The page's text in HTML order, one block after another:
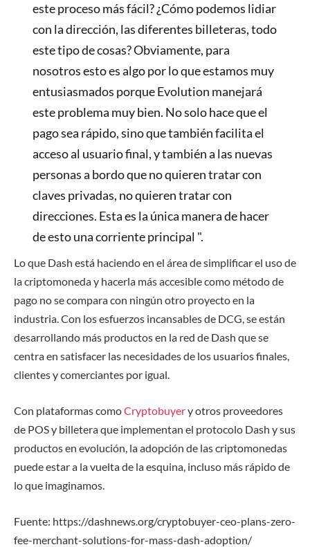
este proceso más fácil? ¿Cómo podemos lidiar
con la dirección, las diferentes billeteras, todo
este tipo de cosas? Obviamente, para
nosotros esto es algo por lo que estamos muy
entusiasmados porque Evolution manejará
este problema muy bien. No solo hace que el
pago sea rápido, sino que también facilita el
acceso al usuario final, y también a las nuevas
personas a bordo que no quieren tratar con
claves privadas, no quieren tratar con
direcciones. Esta es la única manera de hacer
de esto una corriente principal ".
Lo que Dash está haciendo en el área de simplificar el uso de
la criptomoneda y hacerla más accesible como método de
pago no se compara con ningún otro proyecto en la
industria. Con los esfuerzos incansables de DCG, se están
desarrollando más productos en la red de Dash que se
centra en satisfacer las necesidades de los usuarios finales,
clientes y comerciantes por igual.
Con plataformas comoCryptobuyery otros proveedores
de POS y billetera que implementan el protocolo Dash y sus
productos en evolución, la adopción de las criptomonedas
puede estar a la vuelta de la esquina, incluso más rápido de
lo que imaginamos.
Fuente: https://dashnews.org/cryptobuyer-ceo-plans-zero-
fee-merchant-solutions-for-mass-dash-adoption/